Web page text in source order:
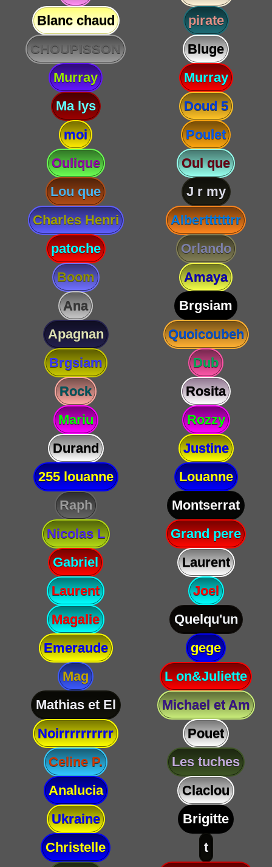
Blanc chaud
pirate
CHOUPISSON
Bluge
Murray
Murray
Ma lys
Doud 5
moi
Poulet
Oulique
Oul que
Lou que
J r my
Charles Henri
Alberttttttrr
patoche
Orlando
Boom
Amaya
Ana
Brgsiam
Apagnan
Quoicoubeh
Brgsiam
Dub
Rock
Rosita
Mariu
Rozzy
Durand
Justine
255 louanne
Louanne
Raph
Montserrat
Nicolas L
Grand pere
Gabriel
Laurent
Laurent
Joel
Magalie
Quelqu'un
Emeraude
gege
Mag
L on&Juliette
Mathias et El
Michael et Am
Noirrrrrrrrrr
Pouet
Celine P.
Les tuches
Analucia
Claclou
Ukraine
Brigitte
Christelle
t